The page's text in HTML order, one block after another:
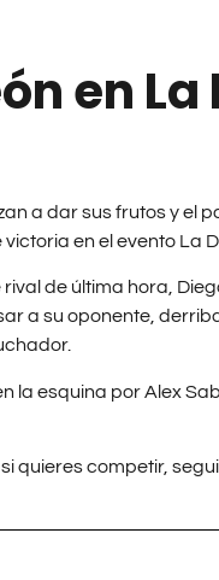
en La
a dar sus frutos y el
en el evento La
de última hora,
a su oponente,
esquina por Alex
quieres competir,